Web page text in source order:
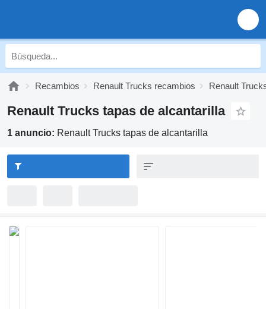
Recambios Renault Trucks recambios Renault
Renault Trucks tapas de alcantarilla
1 anuncio: Renault Trucks tapas de alcantarilla